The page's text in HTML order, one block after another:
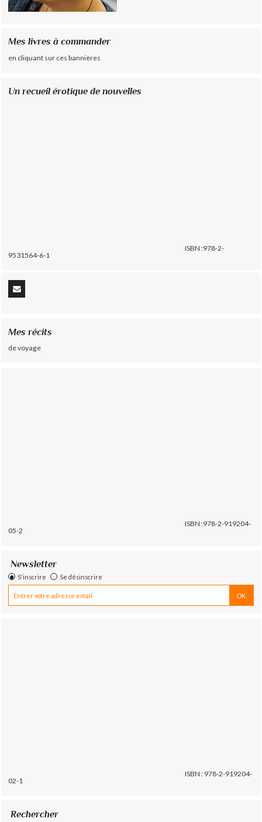
Mes livres à commander
en cliquant sur ces bannières
Un recueil érotique de nouvelles
ISBN :978-2-
9531564-6-1
Mes récits
de voyage
ISBN :978-2-919204-
05-2
Newsletter
S'inscrire Se désinscrire
ISBN : 978-2-919204-
02-1
Rechercher